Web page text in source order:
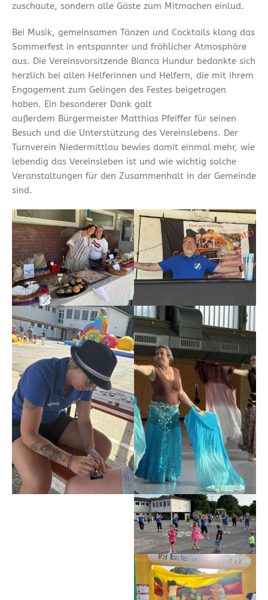
zuschaute, sondern alle Gäste zum Mitmachen einlud.
Bei Musik, gemeinsamen Tänzen und Cocktails klang das
Sommerfest in entspannter und fröhlicher Atmosphäre
aus. Die Vereinsvorsitzende Bianca Hundur bedankte sich
herzlich bei allen Helferinnen und Helfern, die mit ihrem
Engagement zum Gelingen des Festes beigetragen
haben. Ein besonderer Dank galt
außerdem Bürgermeister Matthias Pfeiffer für seinen
Besuch und die Unterstützung des Vereinslebens. Der
Turnverein Niedermittlau bewies damit einmal mehr, wie
lebendig das Vereinsleben ist und wie wichtig solche
Veranstaltungen für den Zusammenhalt in der Gemeinde
sind.